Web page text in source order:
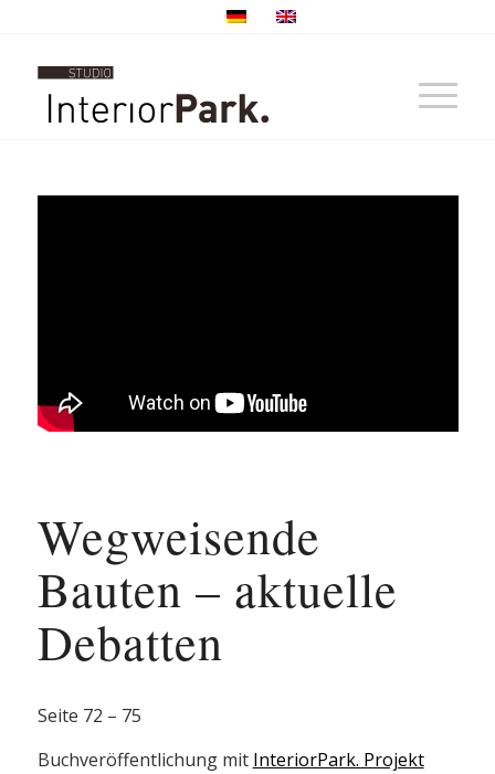
Wegweisende
Bauten – aktuelle
Debatten
Seite 72 – 75
Buchveröffentlichung mit InteriorPark. Projekt